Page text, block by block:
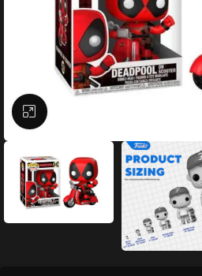
Büyütmek için tıklayın